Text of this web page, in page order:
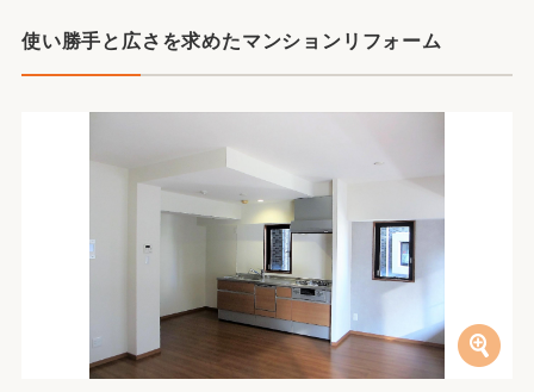
使い勝手と広さを求めたマンションリフォーム